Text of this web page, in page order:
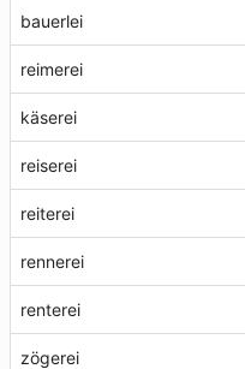
bauerlei
reimerei
käserei
reiserei
reiterei
rennerei
renterei
zögerei